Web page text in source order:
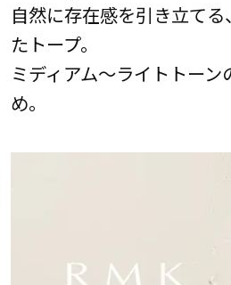
自然に存在感を引き立て
たトープ。
ミディアム～ライトトー
め。